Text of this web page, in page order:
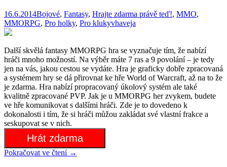
16.6.2014Bojové, Fantasy, Hrajte zdarma právě teď!, MMO,
MMORPG, Pro holky, Pro klukyvhaveja
Další skvělá fantasy MMORPG hra se vyznačuje tím, že nabízí
hráči mnoho možností. Na výběr máte 7 ras a 9 povolání – je tedy
jen na vás, jakou cestou se vydáte. Hra je graficky dobře zpracovaná
a systémem hry se dá přirovnat ke hře World of Warcraft, až na to že
je zdarma. Hra nabízí propracovaný úkolový systém ale také
kvalitně zpracované PVP. Jak je u MMORPG her zvykem, budete
ve hře komunikovat s dalšími hráči. Zde je to dovedeno k
dokonalosti i tím, že si hráči můžou zakládat své vlastní frakce a
seskupovat se v nich.
Hrát zdarma
Pokračovat ve čtení →